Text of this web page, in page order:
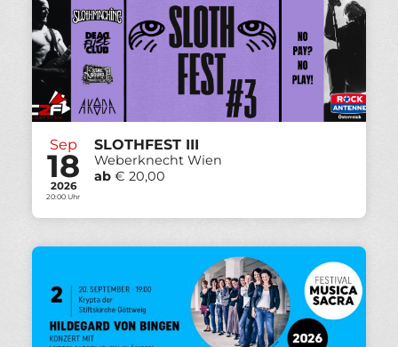
Sep
18
2026
20:00 Uhr
SLOTHFEST III
Weberknecht Wien
ab € 20,00